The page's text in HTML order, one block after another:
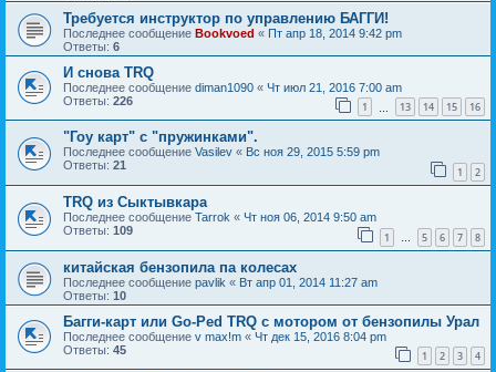
Требуется инструктор по управлению БАГГИ!
Последнее сообщение Bookvoed « Пт апр 18, 2014 9:42 pm
Ответы: 6
И снова TRQ
Последнее сообщение diman1090 « Чт июл 21, 2016 7:00 am
Ответы: 226 1 13 14 15 16
"Гоу карт" с "пружинками".
Последнее сообщение Vasilev « Вс ноя 29, 2015 5:59 pm
Ответы: 21 1 2
TRQ из Сыктывкара
Последнее сообщение Tarrok « Чт ноя 06, 2014 9:50 am
Ответы: 109 1 … 5 6 7 8
китайская бензопила па колесах
Последнее сообщение pavlik « Вт апр 01, 2014 11:27 am
Ответы: 10
Багги-карт или Go-Ped TRQ c мотором от бензопилы Урал
Последнее сообщение v max!m « Чт дек 15, 2016 8:04 pm
Ответы: 45 1 2 3 4